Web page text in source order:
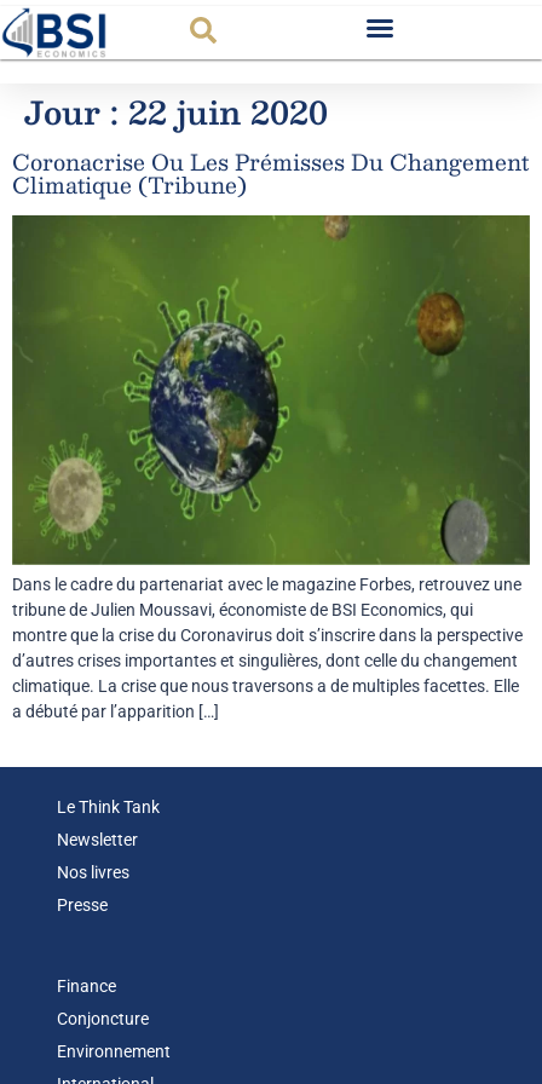
Jour : 22 juin 2020
Coronacrise Ou Les Prémisses Du Changement
Climatique (Tribune)
Dans le cadre du partenariat avec le magazine Forbes, retrouvez une
tribune de Julien Moussavi, économiste de BSI Economics, qui
montre que la crise du Coronavirus doit s’inscrire dans la perspective
d’autres crises importantes et singulières, dont celle du changement
climatique. La crise que nous traversons a de multiples facettes. Elle
a débuté par l’apparition […]
Le Think Tank
Newsletter
Nos livres
Presse
Finance
Conjoncture
Environnement